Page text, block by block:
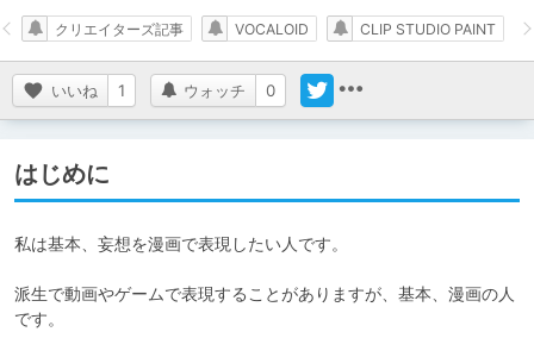
いいね 1 ウォッチ 0
クリエイターズ記事 VOCALOID CLIP STUDIO PAINT
はじめに
私は基本、妄想を漫画で表現したい人です。
派生で動画やゲームで表現することがありますが、基本、漫画の人
です。